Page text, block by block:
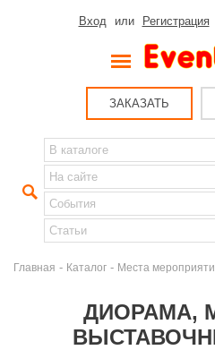
Вход или Регистрация
ЗАКАЗАТЬ
Главная - Каталог - Места
ДИОРАМА,